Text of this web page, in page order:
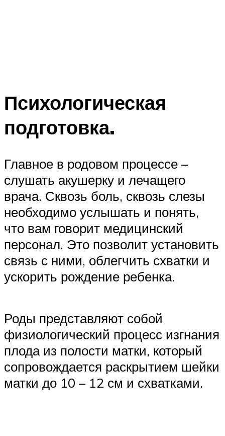
Психологическая
подготовка.
Главное в родовом процессе –
слушать акушерку и лечащего
врача. Сквозь боль, сквозь слезы
необходимо услышать и понять,
что вам говорит медицинский
персонал. Это позволит установить
связь с ними, облегчить схватки и
ускорить рождение ребенка.
Роды представляют собой
физиологический процесс изгнания
плода из полости матки, который
сопровождается раскрытием шейки
матки до 10 – 12 см и схватками.